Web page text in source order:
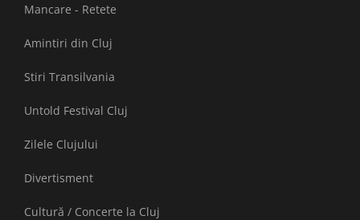
Mancare - Retete
Amintiri din Cluj
Stiri Transilvania
Untold Festival Cluj
Zilele Clujului
Divertisment
Cultură / Concerte la Cluj